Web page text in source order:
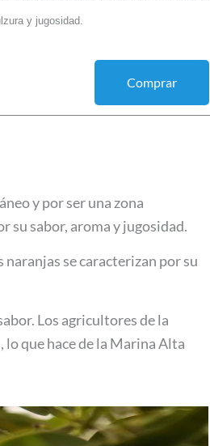
y jugosidad.
Comprar
y por ser una zona
su sabor, aroma y jugosidad.
se caracterizan por su
Los agricultores de la
que hace de la Marina Alta